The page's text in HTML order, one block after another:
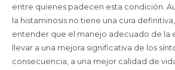
entre quienes padecen esta condición.
la histaminosis no tiene una cura
entender que el manejo adecuado de la
llevar a una mejora significativa de los
consecuencia, a una mejor calidad de